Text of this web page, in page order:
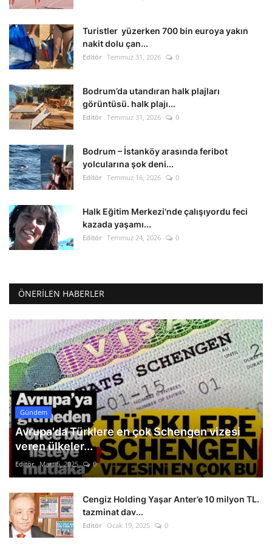
Kültür Sanat Tarih
Sağlık
Ekonomi
Gündem
Dünya
Turistler yüzerken 700 bin euroya yakın
nakit dolu çan...
Editör Temmuz 31, 2026 0
Bodrum’da utandıran halk plajları
görüntüsü. halk plajı...
Editör Temmuz 31, 2026 0
Bodrum – İstanköy arasında feribot
yolcularına şok deni...
Editör Temmuz 16, 2026 0
Halk Eğitim Merkezi'nde çalışıyordu feci
kazada yaşamı...
Editör Temmuz 24, 2026 0
ÖNERILEN HABERLER
Gündem
Avrupa'da Türklere en çok Schengen vizesi
veren ülkeler...
Editör Mart 5, 2025 0
Cengiz Holding Yaşar Anter’e 10 milyon TL.
tazminat dav...
Editör Ocak 19, 2025 0